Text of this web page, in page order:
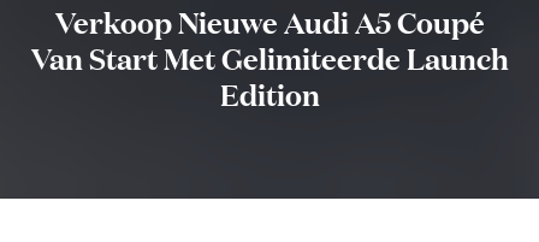
Verkoop Nieuwe Audi A5 Coupé
Van Start Met Gelimiteerde Launch
Edition